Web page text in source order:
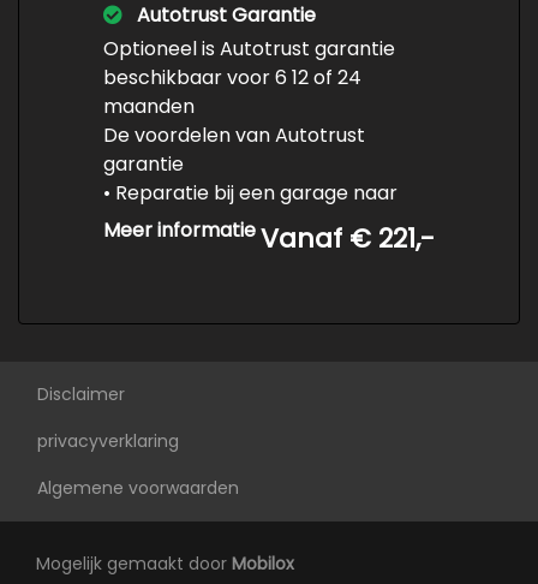
Sportvelgen
Trekhaak met afneembare kogel
Warmtewerend glas
Interieur
Achterbank in delen neerklapbaar
Bagagedek
Electronic climate control
Elektrisch verstelb. bestuurdersstoel met
geheugen
Elektrische ramen voor en achter
Autotrust Garantie
Optioneel is Autotrust garantie
beschikbaar voor 6 12 of 24
maanden
De voordelen van Autotrust
garantie
• Reparatie bij een garage naar
keuze in uw eigen regio
• Reparaties in het buitenland
prijzen
Meer informatieVanaf € 221,-
Disclaimer
privacyverklaring
Algemene voorwaarden
Mogelijk gemaakt door Mobilox